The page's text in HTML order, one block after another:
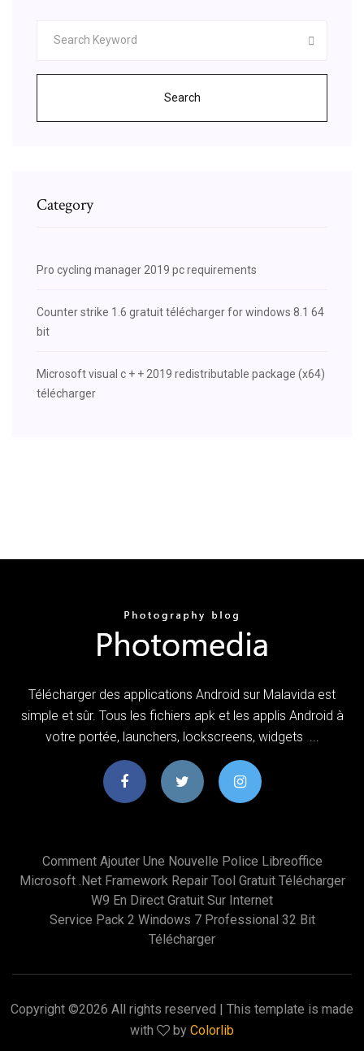
Search
Category
Pro cycling manager 2019 pc requirements
Counter strike 1.6 gratuit télécharger for windows 8.1 64
bit
Microsoft visual c + + 2019 redistributable package (x64)
télécharger
Télécharger des applications Android sur Malavida est
simple et sûr. Tous les fichiers apk et les applis Android à
votre portée, launchers, lockscreens, widgets ...
Comment Ajouter Une Nouvelle Police Libreoffice
Microsoft .net Framework Repair Tool Gratuit Télécharger
W9 En Direct Gratuit Sur Internet
Service Pack 2 Windows 7 Professional 32 Bit
Télécharger
Copyright ©2026 All rights reserved | This template is made
with
by Colorlib